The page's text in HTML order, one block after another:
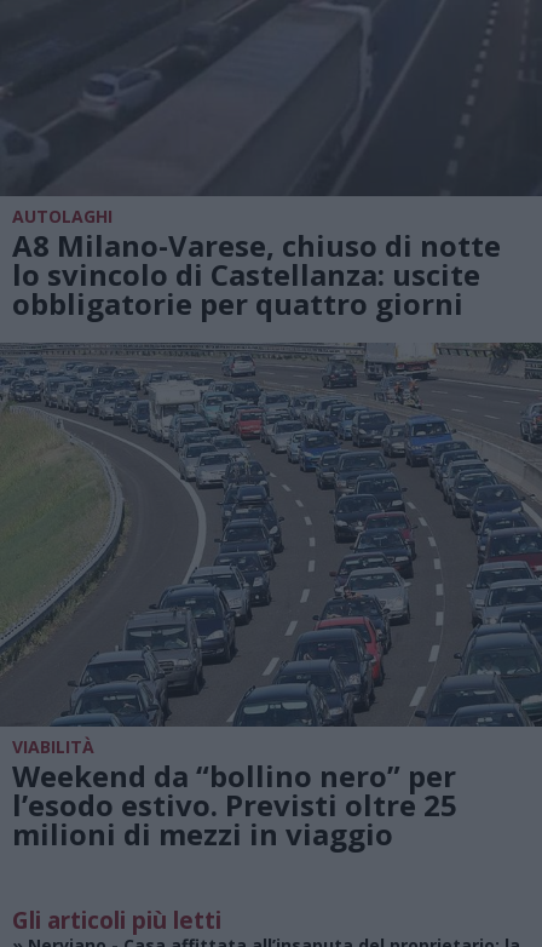
AUTOLAGHI
A8 Milano-Varese, chiuso di notte
lo svincolo di Castellanza: uscite
obbligatorie per quattro giorni
VIABILITÀ
Weekend da “bollino nero” per
l’esodo estivo. Previsti oltre 25
milioni di mezzi in viaggio
Gli articoli più letti